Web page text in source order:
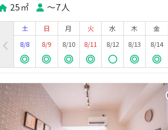
25㎡
〜7人
土
8/8
日
8/9
月
8/10
火
8/11
水
8/12
木
8/13
金
8/14